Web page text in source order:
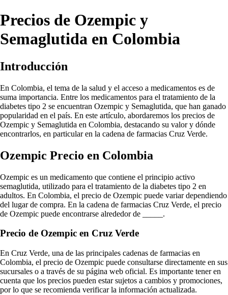
Precios de Ozempic y
Semaglutida en Colombia
Introducción
En Colombia, el tema de la salud y el acceso a medicamentos es de
suma importancia. Entre los medicamentos para el tratamiento de la
diabetes tipo 2 se encuentran Ozempic y Semaglutida, que han ganado
popularidad en el país. En este artículo, abordaremos los precios de
Ozempic y Semaglutida en Colombia, destacando su valor y dónde
encontrarlos, en particular en la cadena de farmacias Cruz Verde.
Ozempic Precio en Colombia
Ozempic es un medicamento que contiene el principio activo
semaglutida, utilizado para el tratamiento de la diabetes tipo 2 en
adultos. En Colombia, el precio de Ozempic puede variar dependiendo
del lugar de compra. En la cadena de farmacias Cruz Verde, el precio
de Ozempic puede encontrarse alrededor de _____.
Precio de Ozempic en Cruz Verde
En Cruz Verde, una de las principales cadenas de farmacias en
Colombia, el precio de Ozempic puede consultarse directamente en sus
sucursales o a través de su página web oficial. Es importante tener en
cuenta que los precios pueden estar sujetos a cambios y promociones,
por lo que se recomienda verificar la información actualizada.